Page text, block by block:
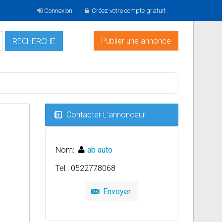
Connexion Créez votre compte gratuit
Publier une annonce
Contacter L'annonceur
Nom:
ab auto
Tel.: 0522778068
Envoyer